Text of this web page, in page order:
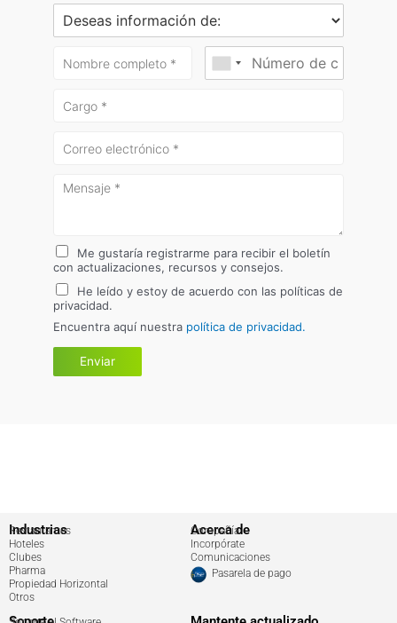
Me gustaría registrarme para recibir el boletín
con actualizaciones, recursos y consejos.
He leído y estoy de acuerdo con las políticas de
privacidad.
Encuentra aquí nuestra política de privacidad.
Enviar
Industrias
Restaurantes
Hoteles
Clubes
Pharma
Propiedad Horizontal
Otros
Acerca de
Compañía
Incorpórate
Comunicaciones
Pasarela de pago